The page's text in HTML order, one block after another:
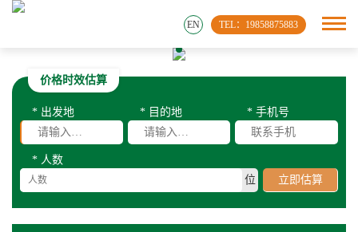
TEL：19858875883
EN
价格时效估算
* 出发地 * 目的地 * 手机号
* 人数
位
立即估算